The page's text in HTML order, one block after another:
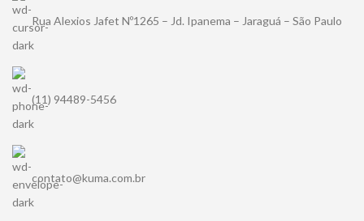
Rua Alexios Jafet Nº1265 – Jd. Ipanema – Jaraguá – São Paulo
(11) 94489-5456
contato@kuma.com.br